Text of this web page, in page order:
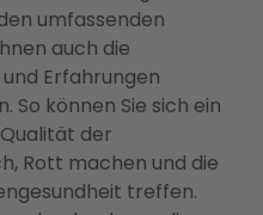
umfassenden
auch die
Erfahrungen
So können Sie sich ein
der
Rott machen und die
treffen.